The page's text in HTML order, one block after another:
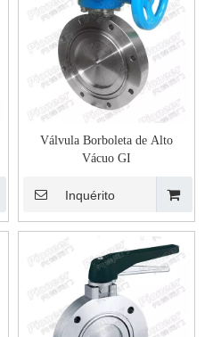
Válvula Borboleta de Alto
Vácuo GI
Inquérito